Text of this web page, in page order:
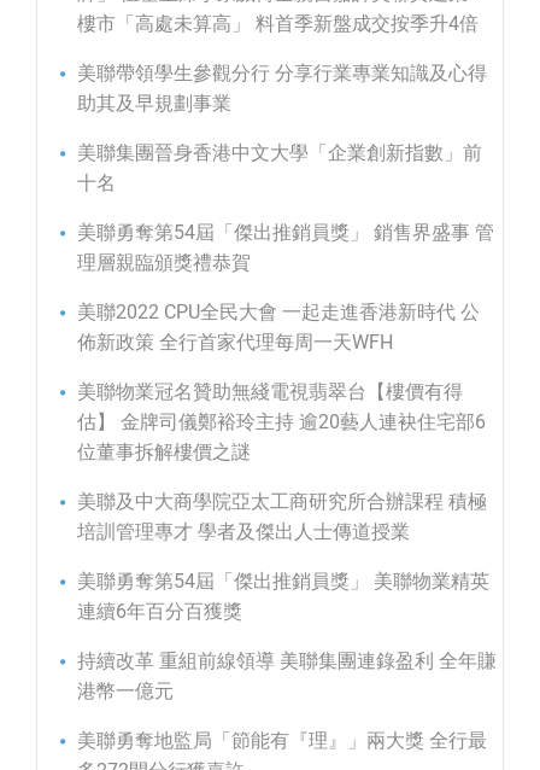
樓市「高處未算高」 料首季新盤成交按季升4倍
美聯帶領學生參觀分行 分享行業專業知識及心得
助其及早規劃事業
美聯集團晉身香港中文大學「企業創新指數」前
十名
美聯勇奪第54屆「傑出推銷員獎」 銷售界盛事 管
理層親臨頒獎禮恭賀
美聯2022 CPU全民大會 一起走進香港新時代 公
佈新政策 全行首家代理每周一天WFH
美聯物業冠名贊助無綫電視翡翠台【樓價有得
估】 金牌司儀鄭裕玲主持 逾20藝人連袂住宅部6
位董事拆解樓價之謎
美聯及中大商學院亞太工商研究所合辦課程 積極
培訓管理專才 學者及傑出人士傳道授業
美聯勇奪第54屆「傑出推銷員獎」 美聯物業精英
連續6年百分百獲獎
持續改革 重組前線領導 美聯集團連錄盈利 全年賺
港幣一億元
美聯勇奪地監局「節能有『理』」兩大獎 全行最